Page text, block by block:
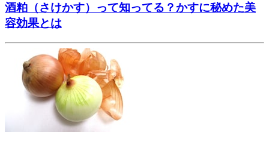
酒粕（さけかす）って知ってる？かすに秘めた美
容効果とは